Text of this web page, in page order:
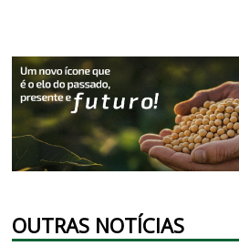
OUTRAS NOTÍCIAS